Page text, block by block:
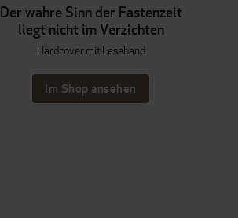
Der wahre Sinn der Fastenzeit
liegt nicht im Verzichten
Hardcover mit Leseband
Im Shop ansehen